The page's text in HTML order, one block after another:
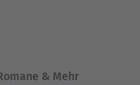
& Mehr